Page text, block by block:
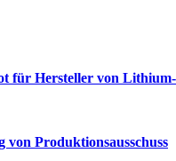
für Hersteller von
Produktionsausschuss